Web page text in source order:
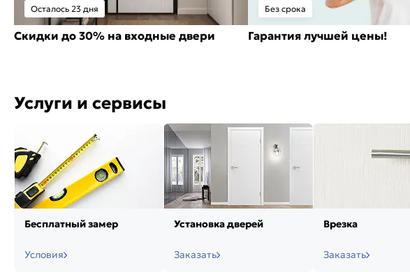
Осталось 23 дня
Скидки до 30% на входные двери
Без срока
Гарантия лучшей цены!
Услуги и сервисы
Бесплатный замер
Условия
Установка дверей
Заказать
Врезка
Заказать